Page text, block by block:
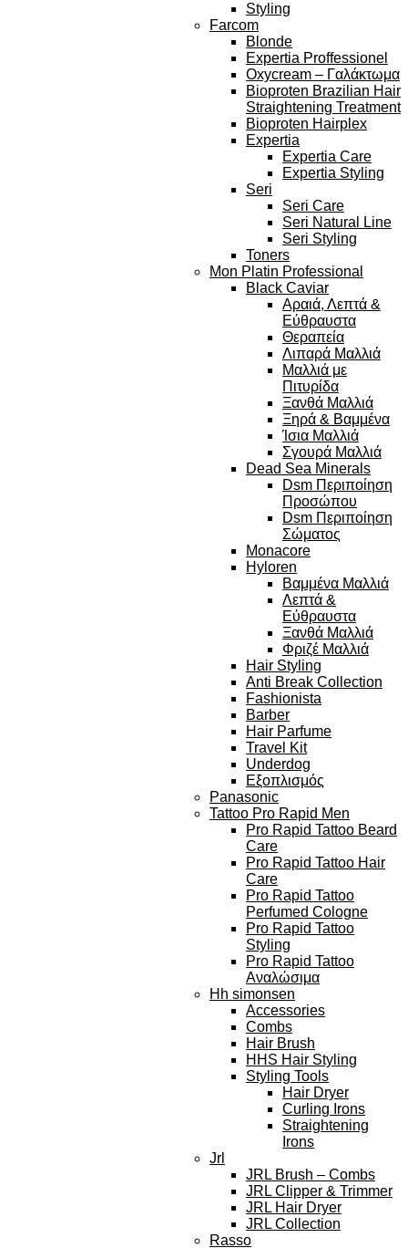
Styling
Farcom
Blonde
Expertia Proffessionel
Oxycream – Γαλάκτωμα
Bioproten Brazilian Hair
Straightening Treatment
Bioproten Hairplex
Expertia
Expertia Care
Expertia Styling
Seri
Seri Care
Seri Natural Line
Seri Styling
Toners
Mon Platin Professional
Black Caviar
Αραιά, Λεπτά &
Εύθραυστα
Θεραπεία
Λιπαρά Μαλλιά
Μαλλιά με
Πιτυρίδα
Ξανθά Μαλλιά
Ξηρά & Βαμμένα
Ίσια Μαλλιά
Σγουρά Μαλλιά
Dead Sea Minerals
Dsm Περιποίηση
Προσώπου
Dsm Περιποίηση
Σώματος
Monacore
Hyloren
Βαμμένα Μαλλιά
Λεπτά &
Εύθραυστα
Ξανθά Μαλλιά
Φριζέ Μαλλιά
Hair Styling
Anti Break Collection
Fashionista
Barber
Hair Parfume
Travel Kit
Underdog
Εξοπλισμός
Panasonic
Tattoo Pro Rapid Men
Pro Rapid Tattoo Beard
Care
Pro Rapid Tattoo Hair
Care
Pro Rapid Tattoo
Perfumed Cologne
Pro Rapid Tattoo
Styling
Pro Rapid Tattoo
Αναλώσιμα
Hh simonsen
Accessories
Combs
Hair Brush
HHS Hair Styling
Styling Tools
Hair Dryer
Curling Irons
Straightening
Irons
Jrl
JRL Brush – Combs
JRL Clipper & Trimmer
JRL Hair Dryer
JRL Collection
Rasso